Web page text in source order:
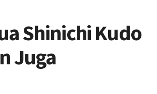
Shinichi Kudo
Juga